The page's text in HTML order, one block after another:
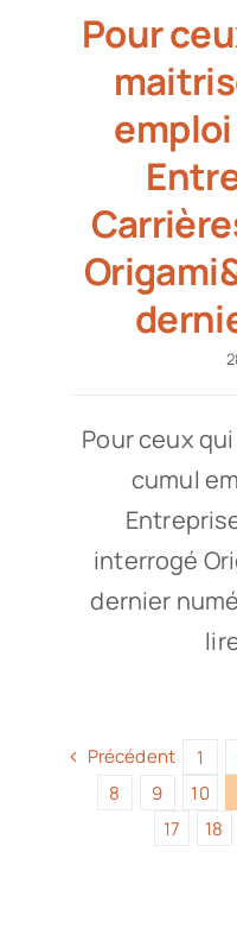
Pour
Pour ceux
cumul
interrogé
dernier
Précédent 1
8
9 10
17
18